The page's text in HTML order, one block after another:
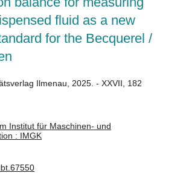
fluid as a new
for the Becquerel /
Ilmenau, 2025. - XXVII, 182
Institut für Maschinen- und
: IMGK